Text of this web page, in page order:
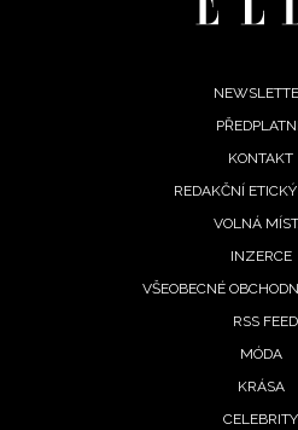
KONTAKT
REDAKČNÍ
VOLNÁ
INZERCE
VŠEOBECNÉ
RSS FEED
MÓDA
KRÁSA
CELEBRITY